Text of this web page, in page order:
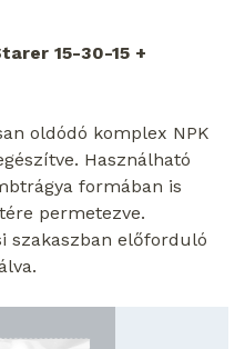
15-30-15 +
oldódó komplex NPK
Használható
formában is
permetezve.
szakaszban előforduló